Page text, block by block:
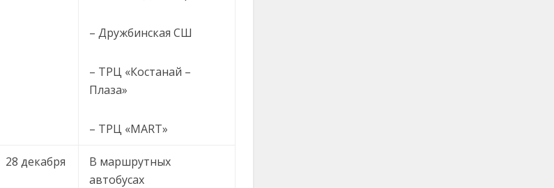
– Дружбинская СШ
– ТРЦ «Костанай –
Плаза»
– ТРЦ «MART»
28 декабря
В маршрутных
автобусах